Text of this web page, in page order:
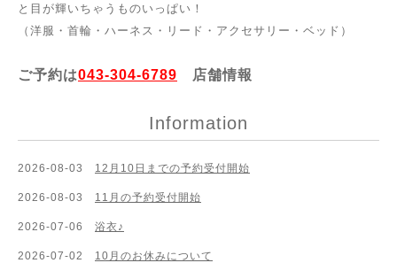
と目が輝いちゃうものいっぱい！
（洋服・首輪・ハーネス・リード・アクセサリー・ベッド）
ご予約は043-304-6789 店舗情報
Information
2026-08-03 12月10日までの予約受付開始
2026-08-03 11月の予約受付開始
2026-07-06 浴衣♪
2026-07-02 10月のお休みについて